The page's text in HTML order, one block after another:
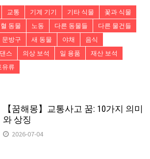
교통 기계 기기 기타 식물
꽃과 식물
동물 노동 다른 동물들
다른 물건들
문방구 새 동물 야채
음식
스 의상 보석 일 용품
재산 보석
유류
【꿈해몽】교통사고 꿈: 10가지 의미
와 상징
2026-07-04